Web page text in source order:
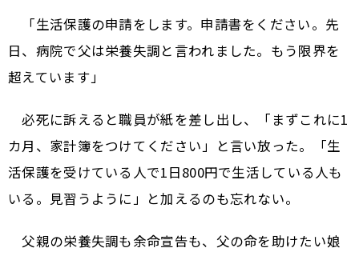
「生活保護の申請をします。申請書をください。先
日、病院で父は栄養失調と言われました。もう限界を
超えています」
必死に訴えると職員が紙を差し出し、「まずこれに1
カ月、家計簿をつけてください」と言い放った。「生
活保護を受けている人で1日800円で生活している人も
いる。見習うように」と加えるのも忘れない。
父親の栄養失調も余命宣告も、父の命を助けたい娘